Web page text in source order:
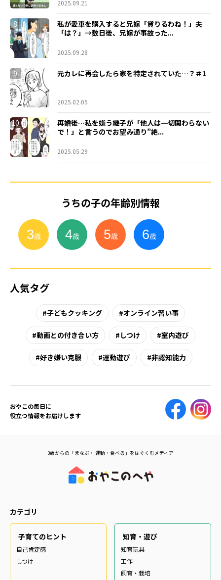
2025.09.21
8
私が愛車を購入すると兄嫁「貸りるわね！」夫
「は？」→数日後、兄嫁が事故った...
2025.09.28
9 元カレに再会したら家を特定されていた…？＃1
2025.02.05
10
再婚後…私を嫌う継子が「他人は一切関わらない
で！」と言うのでお望み通り”絶...
2025.05.29
うちの子の年齢別情報
3歳 4歳 5歳 6歳
人気タグ
子どもクッキング オンライン習い事
動画との付き合い方 しつけ 室内遊び
好き嫌い克服 運動遊び 非認知能力
おやこの毎日に
役立つ情報をお届けします
3歳からの「まなぶ・ 運動・食べる」をはぐくむメディア
カテゴリ
子育てのヒント
自己肯定感
しつけ
知育・遊び
知育玩具
工作
飼育・栽培